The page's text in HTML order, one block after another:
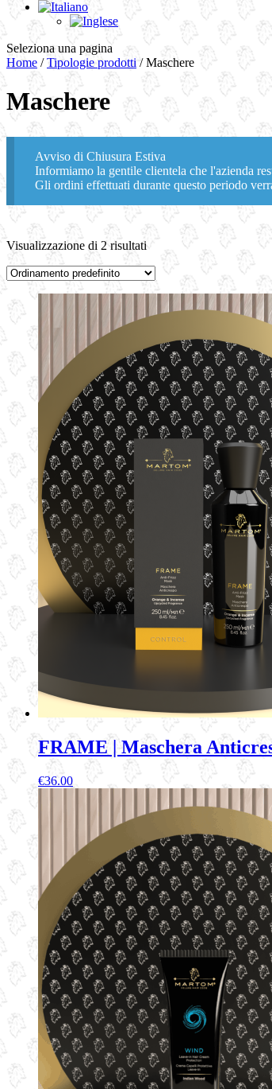
Seleziona una pagina
Home /Tipologie prodotti / Maschere
Maschere
Avviso di Chiusura Estiva
Informiamo la gentile clientela che l'azienda
Gli ordini effettuati durante questo periodo
Visualizzazione di 2 risultati
FRAME | Maschera
€36.00